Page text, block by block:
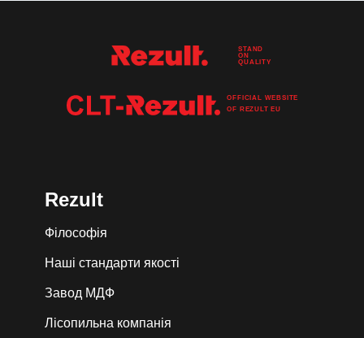
STAND
ON
QUALITY
OFFICIAL WEBSITE
OF REZULT EU
Rezult
Філософія
Наші стандарти якості
Завод МДФ
Лiсопильна компанія